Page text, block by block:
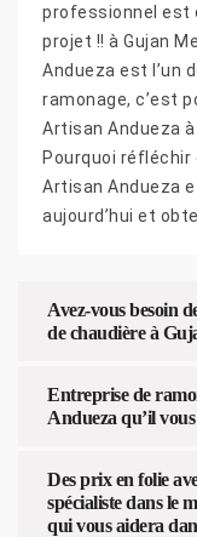
professionnel est
projet !! à Gujan
Andueza est l’un
ramonage, c’est
Artisan Andueza
Pourquoi
Artisan Andueza
aujourd’hui et
Avez-vous besoin
de chaudière à
Entreprise de
Andueza qu’il
Des prix en folie
spécialiste dans le
qui vous aidera